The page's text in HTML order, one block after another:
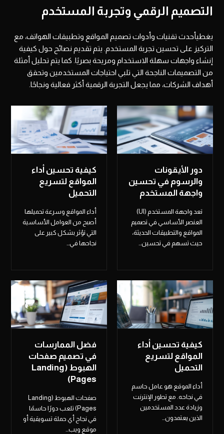
التصميم الرقمي وتجربة المستخدم
يغطيأحدث تقنيات وأدوات تصميم المواقع وتطبيقات الهواتف، مع
التركيز على تحسين تجربة المستخدم. يتم تقديم نصائح حول كيفية
إنشاء واجهات سهلة الاستخدام ومريحة بصريًا. كما يتم تحليل أمثلة
من التصميمات الناجحة التي تلبي احتياجات المستخدمين وتحقق
أهداف الشركات، مما يجعل التجربة الرقمية أكثر فعالية ونجاحًا.
دور الأيقونات
والرسوم في تحسين
واجهة المستخدم
تعد واجهة المستخدم (UI)
العنصر الأساسي في تصميم
المواقع والتطبيقات الحديثة،
حيث تسهم في تحسين…
كيفية تحسين أداء
المواقع لتسريع
التحميل
أداء المواقع وسرعة تحميلها
أصبح من العوامل الأساسية
التي تؤثر بشكل كبير على
نجاحها في…
كيفية تحسين أداء
المواقع لتسريع
التحميل
أداء الموقع هو عامل حاسم
في نجاحه. مع تطور الإنترنت
وزيادة عدد المستخدمين
الذين يعتمدون…
فضل الممارسات
في تصميم صفحات
الهبوط (Landing
Pages)
صفحات الهبوط (Landing
Pages) تلعب دورًا حاسمًا
في نجاح أي حملة تسويقية أو
موقع ويب…